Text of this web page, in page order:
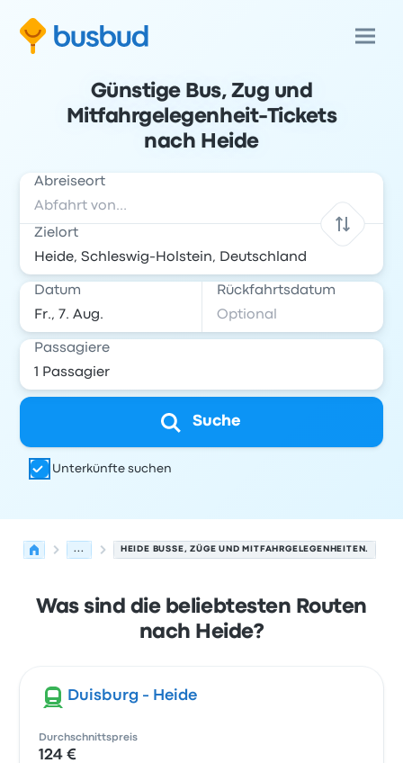
Günstige Bus, Zug und
Mitfahrgelegenheit-Tickets
nach Heide
Abreiseort
Zielort
Datum Rückfahrtsdatum
Passagiere
Suche
Unterkünfte suchen
... HEIDE BUSSE, ZÜGE UND MITFAHRGELEGENHEITEN.
Was sind die beliebtesten Routen
nach Heide?
Duisburg - Heide
Durchschnittspreis
124 €